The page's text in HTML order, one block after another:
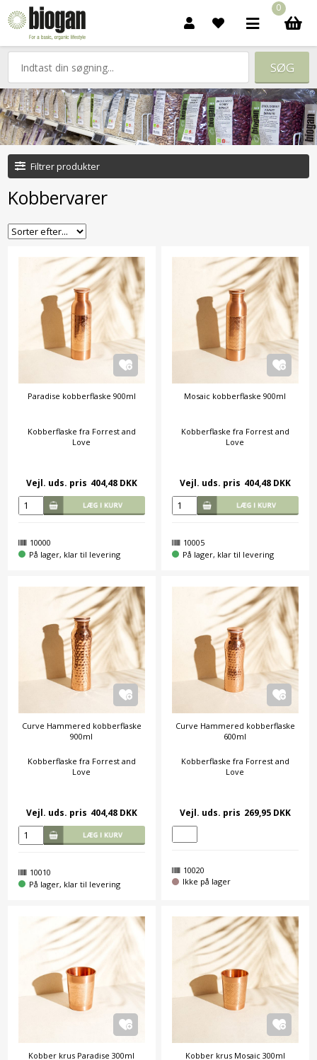
0
Filtrer produkter
Kobbervarer
Paradise kobberflaske 900ml
Kobberflaske fra Forrest and
Love
Vejl. uds. pris 404,48 DKK
10000
På lager, klar til levering
Mosaic kobberflaske 900ml
Kobberflaske fra Forrest and
Love
Vejl. uds. pris 404,48 DKK
10005
På lager, klar til levering
Curve Hammered kobberflaske
900ml
Kobberflaske fra Forrest and
Love
Vejl. uds. pris 404,48 DKK
10010
På lager, klar til levering
Curve Hammered kobberflaske
600ml
Kobberflaske fra Forrest and
Love
Vejl. uds. pris 269,95 DKK
10020
Ikke på lager
Kobber krus Paradise 300ml Kobber krus Mosaic 300ml